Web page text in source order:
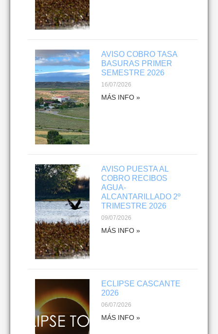
AVISO COBRO TASA
BASURAS PRIMER
SEMESTRE 2026
16/07/2026
MÁS INFO »
AVISO PUESTA AL
COBRO RECIBOS
AGUA-
ALCANTARILLADO 2º
TRIMESTRE 2026
09/07/2026
MÁS INFO »
ECLIPSE CASCANTE
2026
06/07/2026
MÁS INFO »